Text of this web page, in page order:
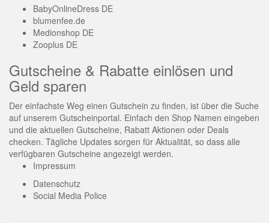
BabyOnlineDress DE
blumenfee.de
Medionshop DE
Zooplus DE
Gutscheine & Rabatte einlösen und
Geld sparen
Der einfachste Weg einen Gutschein zu finden, ist über die Suche
auf unserem Gutscheinportal. Einfach den Shop Namen eingeben
und die aktuellen Gutscheine, Rabatt Aktionen oder Deals
checken. Tägliche Updates sorgen für Aktualität, so dass alle
verfügbaren Gutscheine angezeigt werden.
Impressum
Datenschutz
Social Media Police